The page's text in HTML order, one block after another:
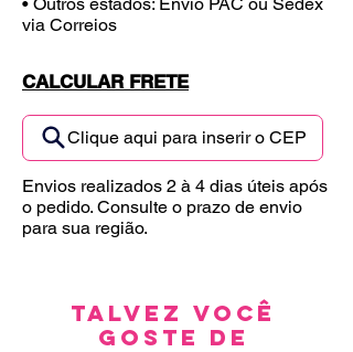
via Correios
CALCULAR FRETE
Clique aqui para inserir o CEP
Envios realizados 2 à 4 dias úteis após
o pedido. Consulte o prazo de envio
para sua região.
Talvez você
goste de